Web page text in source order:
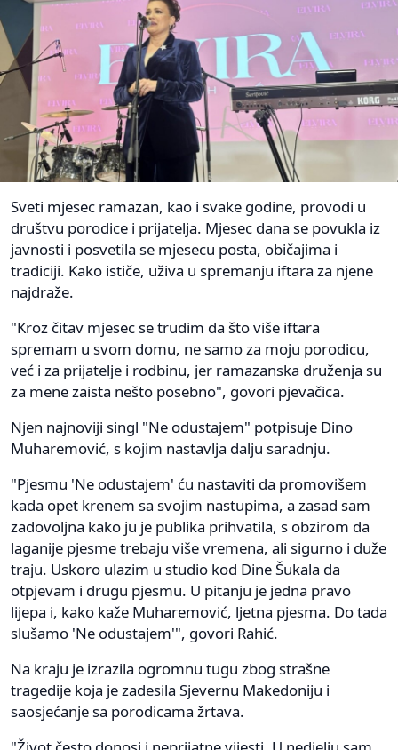
Sveti mjesec ramazan, kao i svake godine, provodi u
društvu porodice i prijatelja. Mjesec dana se povukla iz
javnosti i posvetila se mjesecu posta, običajima i
tradiciji. Kako ističe, uživa u spremanju iftara za njene
najdraže.
"Kroz čitav mjesec se trudim da što više iftara
spremam u svom domu, ne samo za moju porodicu,
već i za prijatelje i rodbinu, jer ramazanska druženja su
za mene zaista nešto posebno", govori pjevačica.
Njen najnoviji singl "Ne odustajem" potpisuje Dino
Muharemović, s kojim nastavlja dalju saradnju.
"Pjesmu 'Ne odustajem' ću nastaviti da promovišem
kada opet krenem sa svojim nastupima, a zasad sam
zadovoljna kako ju je publika prihvatila, s obzirom da
laganije pjesme trebaju više vremena, ali sigurno i duže
traju. Uskoro ulazim u studio kod Dine Šukala da
otpjevam i drugu pjesmu. U pitanju je jedna pravo
lijepa i, kako kaže Muharemović, ljetna pjesma. Do tada
slušamo 'Ne odustajem'", govori Rahić.
Na kraju je izrazila ogromnu tugu zbog strašne
tragedije koja je zadesila Sjevernu Makedoniju i
saosjećanje sa porodicama žrtava.